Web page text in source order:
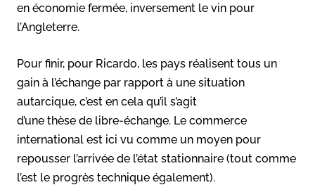
en économie fermée, inversement le vin pour
l’Angleterre.
Pour finir, pour Ricardo, les pays réalisent tous un
gain à l’échange par rapport à une situation
autarcique, c’est en cela qu’il s’agit
d’une thèse de libre-échange. Le commerce
international est ici vu comme un moyen pour
repousser l’arrivée de l’état stationnaire (tout comme
l’est le progrès technique également).